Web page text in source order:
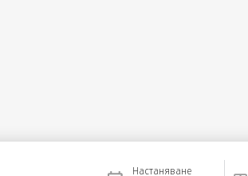
Настаняване